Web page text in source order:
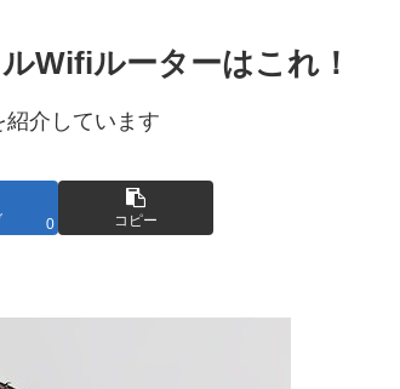
Wifiルーターはこれ！
介しています
0 コピー